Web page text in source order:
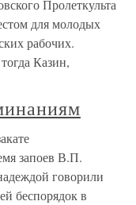
Пролеткульта
для молодых
рабочих.
Казин,
запоев В.П.
говорили
беспорядок в